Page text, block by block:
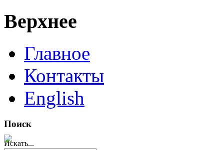
Верхнее
Главное
Контакты
English
Поиск
Искать...